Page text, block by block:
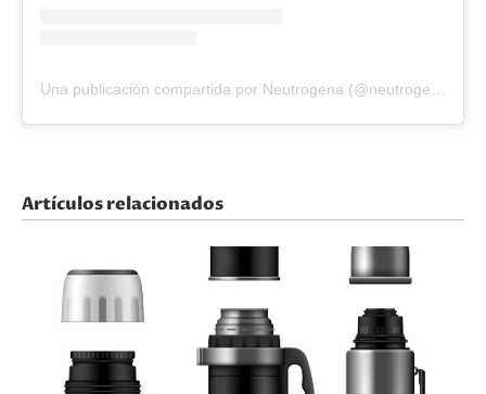
Artículos relacionados